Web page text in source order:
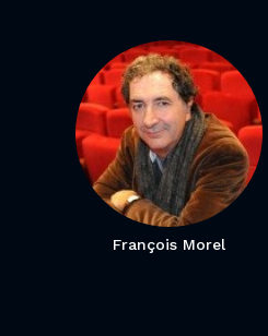
François Morel